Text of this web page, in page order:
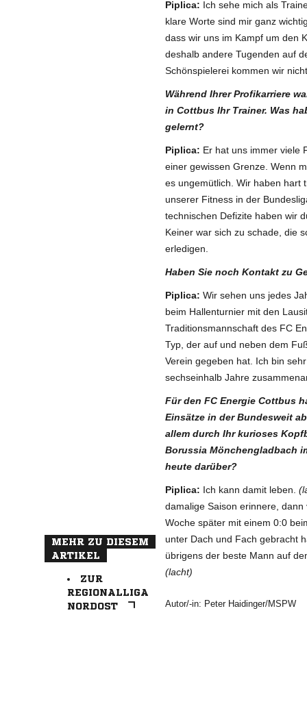
Piplica: Ich sehe mich als
klare Worte sind mir ganz
dass wir uns im Kampf um den
deshalb andere Tugenden auf
Schönspielerei kommen wir
Während Ihrer Profikarriere
in Cottbus Ihr Trainer. Was
gelernt?
Piplica: Er hat uns immer viele
einer gewissen Grenze. Wenn
es ungemütlich. Wir haben hart
unserer Fitness in der
technischen Defizite haben wir
Keiner war sich zu schade, die
erledigen.
Haben Sie noch Kontakt zu
Piplica: Wir sehen uns jedes
beim Hallenturnier mit den
Traditionsmannschaft des FC
Typ, der auf und neben dem
Verein gegeben hat. Ich bin
sechseinhalb Jahre
Für den FC Energie Cottbus
Einsätze in der Bundesweit
allem durch Ihr kurioses
Borussia Mönchengladbach
heute darüber?
Piplica: Ich kann damit leben.
damalige Saison erinnere,
Woche später mit einem 0:0
unter Dach und Fach gebracht
übrigens der beste Mann auf
(lacht)
Autor/-in: Peter Haidinger/MSPW
MEHR ZU DIESEM
ARTIKEL
ZUR
REGIONALLIGA
NORDOST